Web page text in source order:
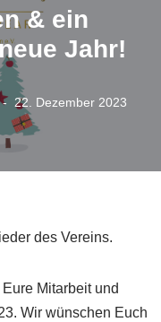
& ein
Jahr!
22. Dezember 2023
des Vereins.
Mitarbeit und
Wir wünschen Euch